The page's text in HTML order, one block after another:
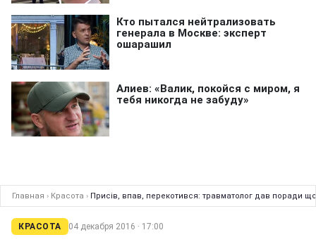
Главная › Красота › Присів, впав, перекотився: травматолог дав поради
КРАСОТА 04 декабря 2016 · 17:00